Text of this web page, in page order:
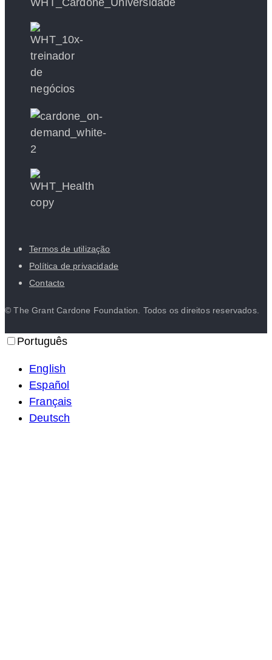
Termos de utilização
Política de privacidade
Contacto
© The Grant Cardone Foundation. Todos os direitos reservados.
Português
English
Español
Français
Deutsch